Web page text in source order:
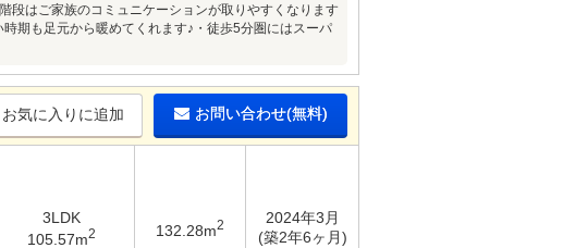
段はご家族のコミュニケーションが取りやすくなります
期も足元から暖めてくれます♪・徒歩5分圏にはスーパ
お気に入りに追加 お問い合わせ(無料)
3LDK
105.57m2 132.28m2
2024年3月
(築2年6ヶ月)